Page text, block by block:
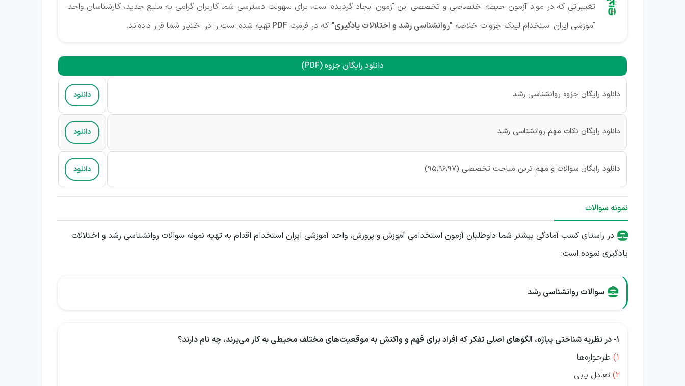
تغییراتی که در مواد آزمون حیطه اختصاصی و تخصصی این آزمون ایجاد گردیده است، برای سهولت دسترسی شما کاربران گرامی به منبع جدید، کارشناسان واحد
آموزشی ایران استخدام لینک جزوات خلاصه "روانشناسی رشد و اختلالات یادگیری" که در فرمت PDF تهیه شده است را در اختیار شما قرار داده‌اند.
دانلود رایگان جزوه (PDF)
دانلود رایگان جزوه روانشناسی رشد دانلود
دانلود رایگان نکات مهم روانشناسی رشد دانلود
دانلود رایگان سوالات و مهم ترین مباحث تخصصی (95,96,97) دانلود
نمونه سوالات
در راستای کسب آمادگی بیشتر شما داوطلبان آزمون استخدامی آموزش و پرورش، واحد آموزشی ایران استخدام اقدام به تهیه نمونه سوالات روانشناسی رشد و اختلالات
یادگیری نموده است:
سوالات روانشناسی رشد
1- در نظریه شناختی پیاژه، الگوهای اصلی تفکر که افراد برای فهم و واکنش به موقعیت‌های مختلف محیطی به کار می‌برند، چه نام دارند؟
1) طرحواره‌ها
2) تعادل یابی